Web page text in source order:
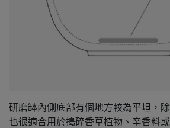
研磨缽內側底部有個地方較為平坦，
也很適合用於搗碎香草植物、辛香料